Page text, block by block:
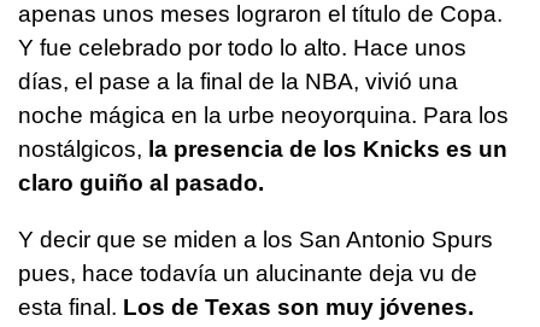
apenas unos meses lograron el título de Copa.
Y fue celebrado por todo lo alto. Hace unos
días, el pase a la final de la NBA, vivió una
noche mágica en la urbe neoyorquina. Para los
nostálgicos, la presencia de los Knicks es un
claro guiño al pasado.
Y decir que se miden a los San Antonio Spurs
pues, hace todavía un alucinante deja vu de
esta final. Los de Texas son muy jóvenes.